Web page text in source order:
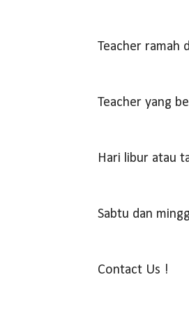
Teacher ramah
Teacher yang
Hari libur atau
Sabtu dan
Contact Us !